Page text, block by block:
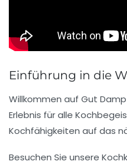
Einführung in die
Willkommen auf Gut Damp
Erlebnis für alle
Kochfähigkeiten auf das
Besuchen Sie unsere